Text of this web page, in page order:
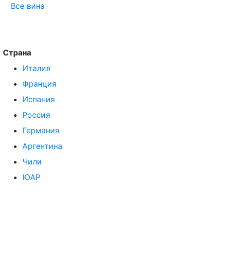
Все вина
Страна
Италия
Франция
Испания
Россия
Германия
Аргентина
Чили
ЮАР